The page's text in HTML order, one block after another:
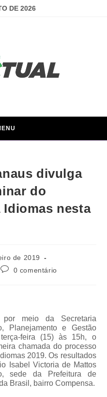
DE 2026
divulga
do
nesta
de 2019
0 comentário
meio da Secretaria
Planejamento e Gestão
feira (15) às 15h, o
chamada do processo
2019. Os resultados
Isabel Victoria de Mattos
sede da Prefeitura de
Brasil, bairro Compensa.